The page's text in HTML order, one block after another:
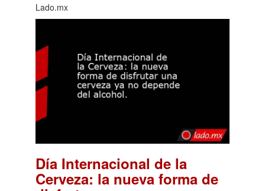
Lado.mx
Día Internacional de la
Cerveza: la nueva forma de